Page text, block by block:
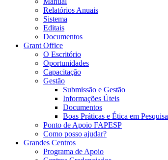
Relatórios Anuais
Sistema
Editais
Documentos
Grant Office
O Escritório
Oportunidades
Capacitação
Gestão
Submissão e Gestão
Informações Úteis
Documentos
Boas Práticas e Ética em Pesquisa
Ponto de Apoio FAPESP
Como posso ajudar?
Grandes Centros
Programa de Apoio